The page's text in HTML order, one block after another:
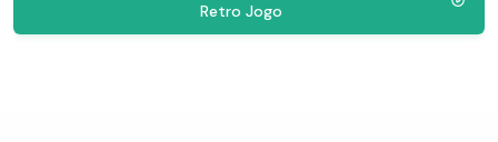
Retro Jogo